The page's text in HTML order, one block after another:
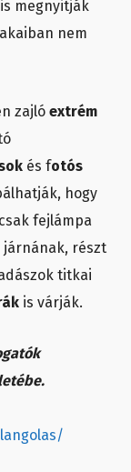
megnyitják
nem
zajló extrém
és fotós
hogy
fejlámpa
járnának, részt
titkai
is várják.